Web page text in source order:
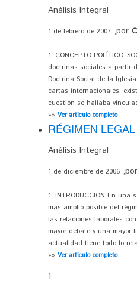
Análisis Integral
1 de febrero de 2007 ,por
1. CONCEPTO
doctrinas sociales a partir
Doctrina Social de la
cartas internacionales,
cuestión se hallaba
»» Ver artículo completo
RÉGIMEN
Análisis Integral
1 de diciembre de 2006 ,por
1. INTRODUCCIÓN En
más amplio posible del
las relaciones laborales
mayor debate y una
actualidad tiene todo lo
»» Ver artículo completo
1